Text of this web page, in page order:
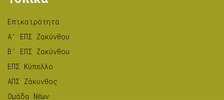
Επικαιρότητα
A’ ΕΠΣ Ζακύνθου
B’ ΕΠΣ Ζακύνθου
ΕΠΣ Κύπελλο
ΑΠΣ Ζάκυνθος
Ομάδα Νέων